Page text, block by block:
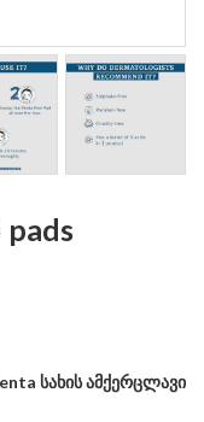
pads
სახისამქერცლავი